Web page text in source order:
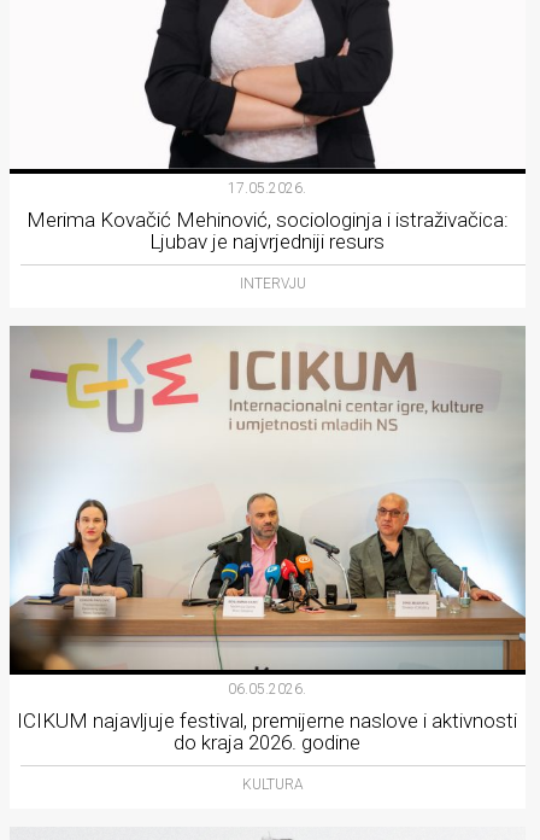
17.05.2026.
Merima Kovačić Mehinović, sociologinja i istraživačica:
Ljubav je najvrjedniji resurs
INTERVJU
06.05.2026.
ICIKUM najavljuje festival, premijerne naslove i aktivnosti
do kraja 2026. godine
KULTURA